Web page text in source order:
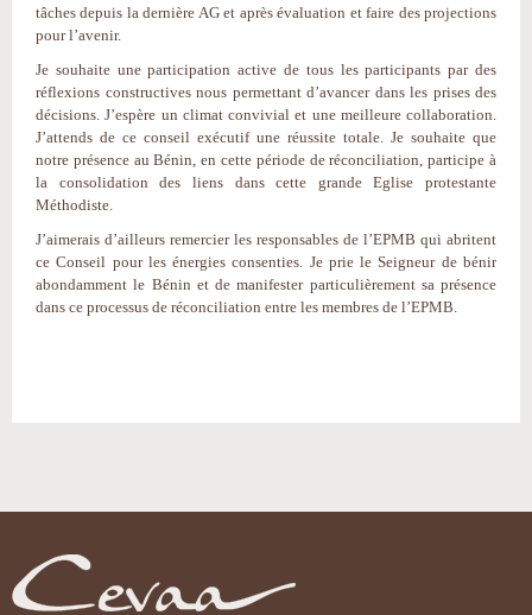
tâches depuis la dernière AG et après évaluation et faire des projections
pour l’avenir.
Je souhaite une participation active de tous les participants par des
réflexions constructives nous permettant d’avancer dans les prises des
décisions. J’espère un climat convivial et une meilleure collaboration.
J’attends de ce conseil exécutif une réussite totale. Je souhaite que
notre présence au Bénin, en cette période de réconciliation, participe à
la consolidation des liens dans cette grande Eglise protestante
Méthodiste.
J’aimerais d’ailleurs remercier les responsables de l’EPMB qui abritent
ce Conseil pour les énergies consenties. Je prie le Seigneur de bénir
abondamment le Bénin et de manifester particulièrement sa présence
dans ce processus de réconciliation entre les membres de l’EPMB.
document